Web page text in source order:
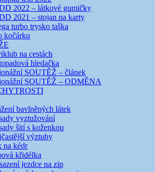
2022 – látkové gumičky
2021 – stojan na karty
turbo trysko taška
kočárku
na cestách
hledačka
SOUTĚŽ – článek
SOUTĚŽ – ODMĚNA
bavlněných látek
vyztužování
šití s koženkou
výztuhy
na kédr
křidélka
jezdce na zip